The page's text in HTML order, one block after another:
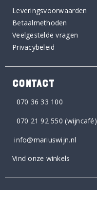
Leveringsvoorwaarden
Betaalmethoden
Veelgestelde vragen
Privacybeleid
CONTACT
070 36 33 100
070 21 92 550 (wijncafé)
info@mariuswijn.nl
Vind onze winkels